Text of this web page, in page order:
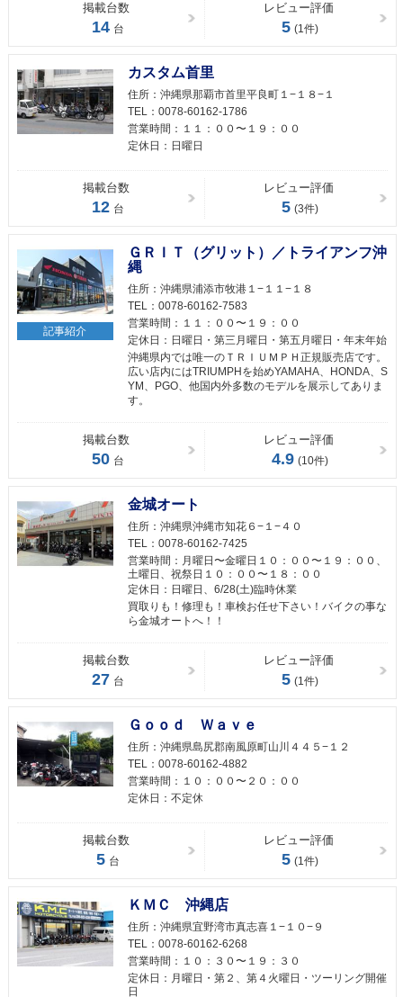
掲載台数
14 台
レビュー評価
5 (1件)
カスタム首里
住所： 沖縄県那覇市首里平良町１−１８−１
TEL： 0078-60162-1786
営業時間： １１：００〜１９：００
定休日： 日曜日
掲載台数
12 台
レビュー評価
5 (3件)
記事紹介
ＧＲＩＴ（グリット）／トライアンフ沖
縄
住所： 沖縄県浦添市牧港１−１１−１８
TEL： 0078-60162-7583
営業時間： １１：００〜１９：００
定休日： 日曜日・第三月曜日・第五月曜日・年末年始
沖縄県内では唯一のＴＲＩＵＭＰＨ正規販売店です。
広い店内にはTRIUMPHを始めYAMAHA、HONDA、S
YM、PGO、他国内外多数のモデルを展示してありま
す。
掲載台数
50 台
レビュー評価
4.9 (10件)
金城オート
住所： 沖縄県沖縄市知花６−１−４０
TEL： 0078-60162-7425
営業時間： 月曜日〜金曜日１０：００〜１９：００、
土曜日、祝祭日１０：００〜１８：００
定休日： 日曜日、6/28(土)臨時休業
買取りも！修理も！車検お任せ下さい！バイクの事な
ら金城オートへ！！
掲載台数
27 台
レビュー評価
5 (1件)
Ｇｏｏｄ Ｗａｖｅ
住所： 沖縄県島尻郡南風原町山川４４５−１２
TEL： 0078-60162-4882
営業時間： １０：００〜２０：００
定休日： 不定休
掲載台数
5 台
レビュー評価
5 (1件)
ＫＭＣ 沖縄店
住所： 沖縄県宜野湾市真志喜１−１０−９
TEL： 0078-60162-6268
営業時間： １０：３０〜１９：３０
定休日： 月曜日・第２、第４火曜日・ツーリング開催
日